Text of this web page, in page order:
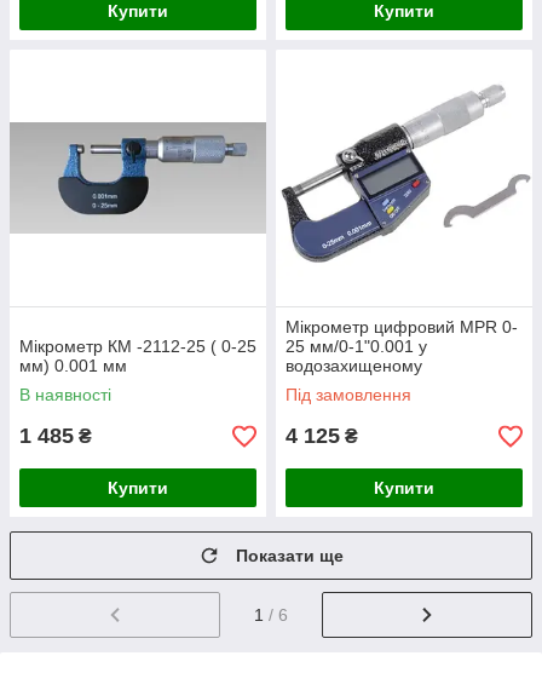
Купити Купити
Мікрометр КМ -2112-25 ( 0-25
мм) 0.001 мм
В наявності
1 485 ₴
Купити
Мікрометр цифровий MPR 0-
25 мм/0-1"0.001 у
водозахищеному
металевому корпусі IP 65
Під замовлення
4 125 ₴
Купити
Показати ще
1 / 6